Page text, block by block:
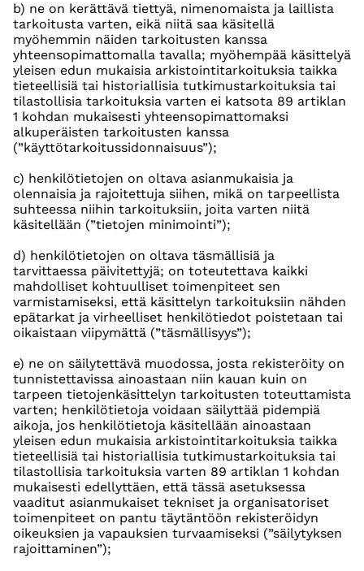
b) ne on kerättävä tiettyä, nimenomaista ja laillista
tarkoitusta varten, eikä niitä saa käsitellä
myöhemmin näiden tarkoitusten kanssa
yhteensopimattomalla tavalla; myöhempää käsittelyä
yleisen edun mukaisia arkistointitarkoituksia taikka
tieteellisiä tai historiallisia tutkimustarkoituksia tai
tilastollisia tarkoituksia varten ei katsota 89 artiklan
1 kohdan mukaisesti yhteensopimattomaksi
alkuperäisten tarkoitusten kanssa
(”käyttötarkoitussidonnaisuus”);
c) henkilötietojen on oltava asianmukaisia ja
olennaisia ja rajoitettuja siihen, mikä on tarpeellista
suhteessa niihin tarkoituksiin, joita varten niitä
käsitellään (”tietojen minimointi”);
d) henkilötietojen on oltava täsmällisiä ja
tarvittaessa päivitettyjä; on toteutettava kaikki
mahdolliset kohtuulliset toimenpiteet sen
varmistamiseksi, että käsittelyn tarkoituksiin nähden
epätarkat ja virheelliset henkilötiedot poistetaan tai
oikaistaan viipymättä (”täsmällisyys”);
e) ne on säilytettävä muodossa, josta rekisteröity on
tunnistettavissa ainoastaan niin kauan kuin on
tarpeen tietojenkäsittelyn tarkoitusten toteuttamista
varten; henkilötietoja voidaan säilyttää pidempiä
aikoja, jos henkilötietoja käsitellään ainoastaan
yleisen edun mukaisia arkistointitarkoituksia taikka
tieteellisiä tai historiallisia tutkimustarkoituksia tai
tilastollisia tarkoituksia varten 89 artiklan 1 kohdan
mukaisesti edellyttäen, että tässä asetuksessa
vaaditut asianmukaiset tekniset ja organisatoriset
toimenpiteet on pantu täytäntöön rekisteröidyn
oikeuksien ja vapauksien turvaamiseksi (”säilytyksen
rajoittaminen”);